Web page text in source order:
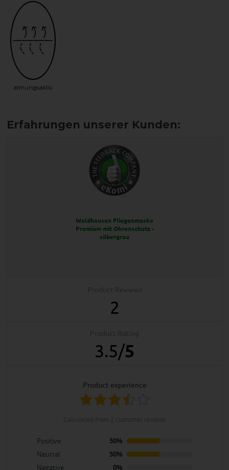
atmungsaktiv
Waldhausen Fliegenmaske
Premium mit Ohrenschutz -
silbergrau
2
3.5/5
product experience
Positive
50%
Neutral
50%
Negative
0%